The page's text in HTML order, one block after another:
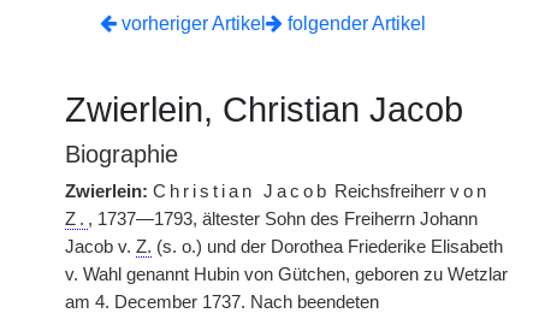
vorheriger Artikel
folgender Artikel
Zwierlein, Christian Jacob
Biographie
Zwierlein: Christian Jacob Reichsfreiherr von
Z. , 1737—1793, ältester Sohn des Freiherrn Johann
Jacob v. Z. (s. o.) und der Dorothea Friederike Elisabeth
v. Wahl genannt Hubin von Gütchen, geboren zu Wetzlar
am 4. December 1737. Nach beendeten